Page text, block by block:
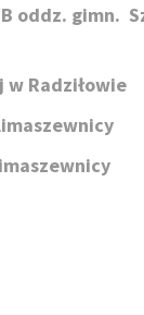
oddz. gimn.
Radziłowie